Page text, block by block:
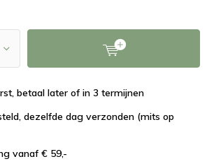
betaal later of in 3 termijnen
dezelfde dag verzonden (mits op
vanaf € 59,-